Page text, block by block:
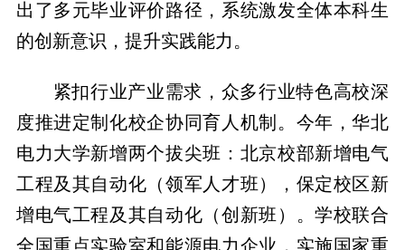
出了多元毕业评价路径，系统激发全体本科生
的创新意识，提升实践能力。
紧扣行业产业需求，众多行业特色高校深
度推进定制化校企协同育人机制。今年，华北
电力大学新增两个拔尖班：北京校部新增电气
工程及其自动化（领军人才班），保定校区新
增电气工程及其自动化（创新班）。学校联合
全国重点实验室和能源电力企业，实施国家重